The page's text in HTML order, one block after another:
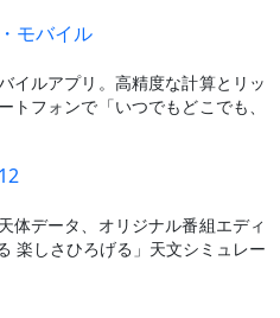
モバイル
イルアプリ。高精度な計算とリッ
トフォンで「いつでもどこでも、
体データ、オリジナル番組エディ
楽しさひろげる」天文シミュレー